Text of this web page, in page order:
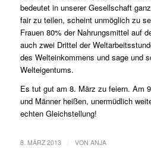
bedeutet in unserer Gesellschaft
fair zu teilen, scheint unmöglich zu
Frauen 80% der Nahrungsmittel auf
auch zwei Drittel der
des Welteinkommens und sage und
Welteigentums.
Es tut gut am 8. März zu feiern. Am
und Männer heißen, unermüdlich
echten Gleichstellung!
8. MÄRZ 2013 VON ANJA